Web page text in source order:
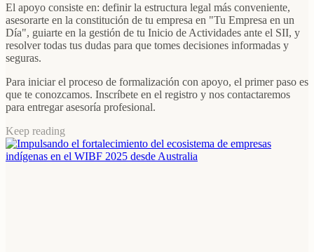
El apoyo consiste en: definir la estructura legal más conveniente,
asesorarte en la constitución de tu empresa en "Tu Empresa en un
Día", guiarte en la gestión de tu Inicio de Actividades ante el SII, y
resolver todas tus dudas para que tomes decisiones informadas y
seguras.
Para iniciar el proceso de formalización con apoyo, el primer paso es
que te conozcamos. Inscríbete en el registro y nos contactaremos
para entregar asesoría profesional.
Keep reading